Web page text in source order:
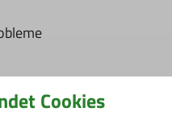
Cookies